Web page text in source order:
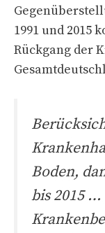
1991 und 2015
Rückgang der
Boden,
bis 2015 …